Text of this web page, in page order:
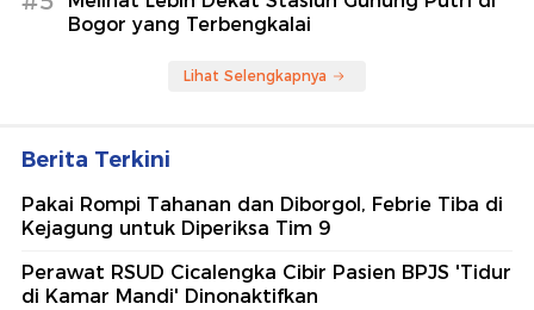
Bogor yang Terbengkalai
Lihat Selengkapnya
Berita Terkini
Pakai Rompi Tahanan dan Diborgol, Febrie Tiba di
Kejagung untuk Diperiksa Tim 9
Perawat RSUD Cicalengka Cibir Pasien BPJS 'Tidur
di Kamar Mandi' Dinonaktifkan